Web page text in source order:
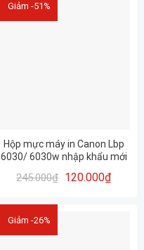
Giảm -51%
Hộp mực máy in Canon Lbp
6030/ 6030w nhập khẩu mới
245.000₫ 120.000₫
Giảm -26%